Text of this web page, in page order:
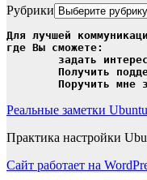
Рубрики
Для лучшей
где Вы сможете:
Поручить мне
Реальные заметки
Практика настройки
Сайт работает на